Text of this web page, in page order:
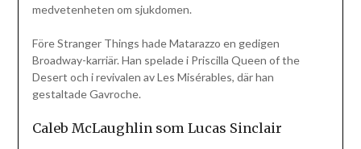
medvetenheten om sjukdomen.
Före Stranger Things hade Matarazzo en gedigen
Broadway-karriär. Han spelade i Priscilla Queen of the
Desert och i revivalen av Les Misérables, där han
gestaltade Gavroche.
Caleb McLaughlin som Lucas Sinclair